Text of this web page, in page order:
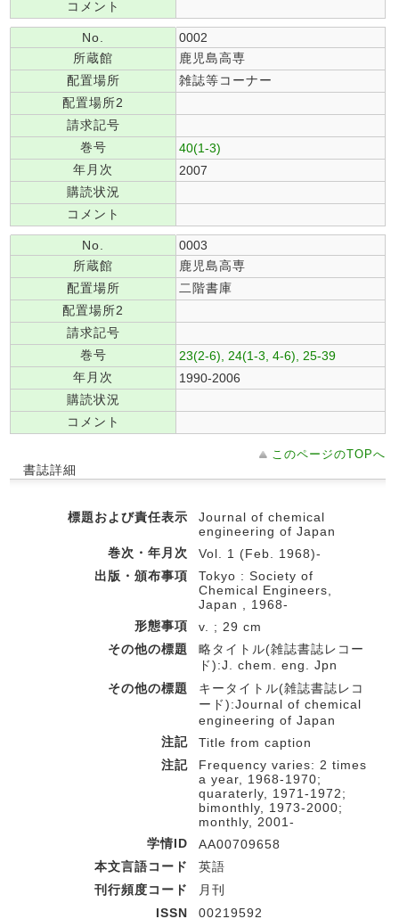
コメント
No.
0002
所蔵館
鹿児島高専
配置場所
雑誌等コーナー
配置場所2
請求記号
巻号
40(1-3)
年月次
2007
購読状況
コメント
No.
0003
所蔵館
鹿児島高専
配置場所
二階書庫
配置場所2
請求記号
巻号
23(2-6), 24(1-3, 4-6), 25-39
年月次
1990-2006
購読状況
コメント
このページのTOPへ
書誌詳細
標題および責任表示
Journal of chemical
engineering of Japan
巻次・年月次
Vol. 1 (Feb. 1968)-
出版・頒布事項
Tokyo : Society of
Chemical Engineers,
Japan , 1968-
形態事項
v. ; 29 cm
その他の標題
略タイトル(雑誌書誌レコー
ド):J. chem. eng. Jpn
その他の標題
キータイトル(雑誌書誌レコ
ード):Journal of chemical
engineering of Japan
注記
Title from caption
注記
Frequency varies: 2 times
a year, 1968-1970;
quaraterly, 1971-1972;
bimonthly, 1973-2000;
monthly, 2001-
学情ID
AA00709658
本文言語コード
英語
刊行頻度コード
月刊
ISSN
00219592